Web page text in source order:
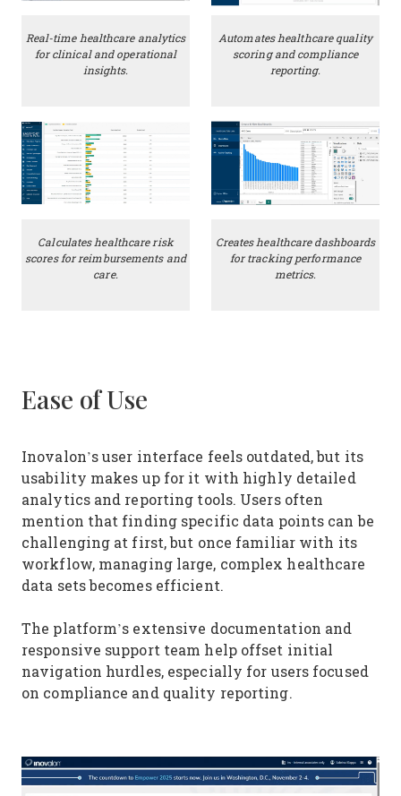
Real-time healthcare analytics
for clinical and operational
insights.
Automates healthcare quality
scoring and compliance
reporting.
Calculates healthcare risk
scores for reimbursements and
care.
Creates healthcare dashboards
for tracking performance
metrics.
Ease of Use
Inovalon’s user interface feels outdated, but its
usability makes up for it with highly detailed
analytics and reporting tools. Users often
mention that finding specific data points can be
challenging at first, but once familiar with its
workflow, managing large, complex healthcare
data sets becomes efficient.
The platform’s extensive documentation and
responsive support team help offset initial
navigation hurdles, especially for users focused
on compliance and quality reporting.